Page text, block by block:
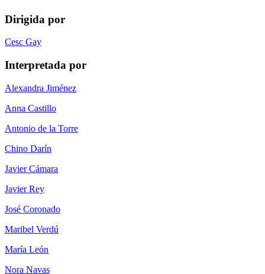
Dirigida por
Cesc Gay
Interpretada por
Alexandra Jiménez
Anna Castillo
Antonio de la Torre
Chino Darín
Javier Cámara
Javier Rey
José Coronado
Maribel Verdú
María León
Nora Navas